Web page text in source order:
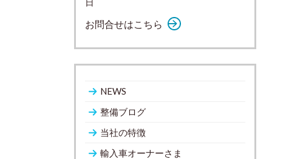
お問合せはこちら
NEWS
整備ブログ
当社の特徴
輸入車オーナーさま